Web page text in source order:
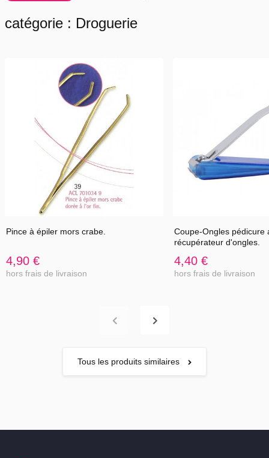
catégorie : Droguerie
Pince à épiler mors crabe.
4,90 €
hors frais de livraison
Coupe-Ongles pédicure
récupérateur d'ongles.
4,40 €
hors frais de livraison
Tous les produits similaires